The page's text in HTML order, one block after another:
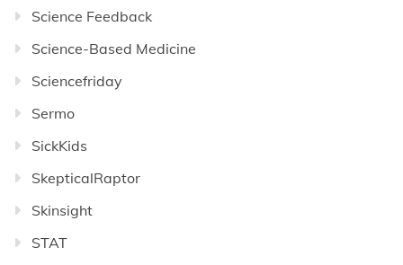
Science Feedback
Science-Based Medicine
Sciencefriday
Sermo
SickKids
SkepticalRaptor
Skinsight
STAT